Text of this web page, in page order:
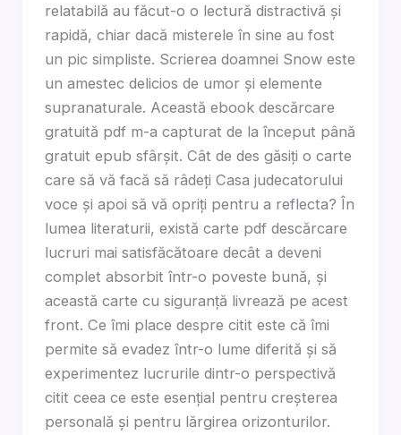
relatabilă au făcut-o o lectură distractivă și
rapidă, chiar dacă misterele în sine au fost
un pic simpliste. Scrierea doamnei Snow este
un amestec delicios de umor și elemente
supranaturale. Această ebook descărcare
gratuită pdf m-a capturat de la început până
gratuit epub sfârșit. Cât de des găsiți o carte
care să vă facă să râdeți Casa judecatorului
voce și apoi să vă opriți pentru a reflecta? În
lumea literaturii, există carte pdf descărcare
lucruri mai satisfăcătoare decât a deveni
complet absorbit într-o poveste bună, și
această carte cu siguranță livrează pe acest
front. Ce îmi place despre citit este că îmi
permite să evadez într-o lume diferită și să
experimentez lucrurile dintr-o perspectivă
citit ceea ce este esențial pentru creșterea
personală și pentru lărgirea orizonturilor.